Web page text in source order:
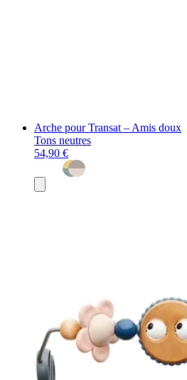
Arche pour Transat – Amis doux
Tons neutres
54,90 €
au